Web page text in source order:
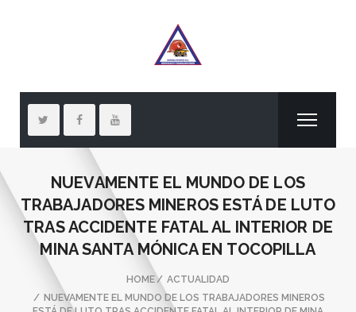
NUEVAMENTE EL MUNDO DE LOS
TRABAJADORES MINEROS ESTÁ DE LUTO
TRAS ACCIDENTE FATAL AL INTERIOR DE
MINA SANTA MÓNICA EN TOCOPILLA
HOME
ACTUALIDAD
NUEVAMENTE EL MUNDO DE LOS TRABAJADORES MINEROS